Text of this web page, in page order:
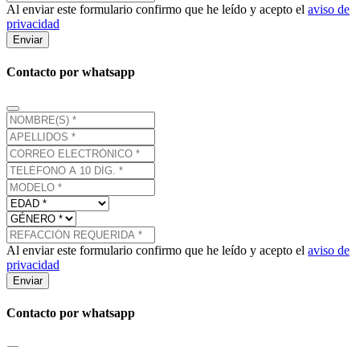
Al enviar este formulario confirmo que he leído y acepto el aviso de
privacidad
Enviar
Contacto por whatsapp
Al enviar este formulario confirmo que he leído y acepto el aviso de
privacidad
Enviar
Contacto por whatsapp